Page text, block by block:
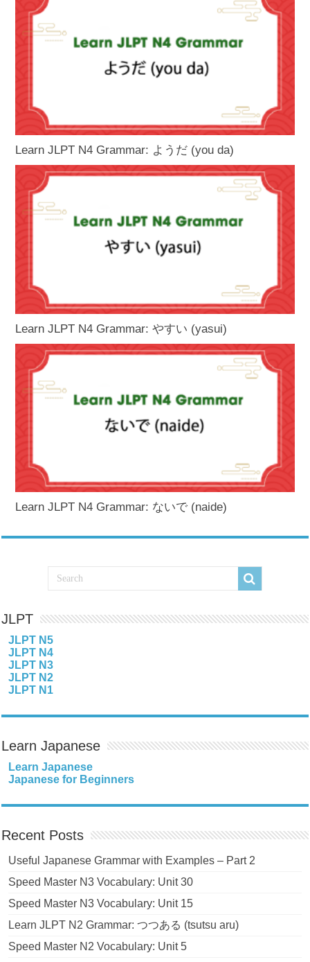
Learn JLPT N4 Grammar: ようだ (you da)
Learn JLPT N4 Grammar: やすい (yasui)
Learn JLPT N4 Grammar: ないで (naide)
JLPT
JLPT N5
JLPT N4
JLPT N3
JLPT N2
JLPT N1
Learn Japanese
Learn Japanese
Japanese for Beginners
Recent Posts
Useful Japanese Grammar with Examples – Part 2
Speed Master N3 Vocabulary: Unit 30
Speed Master N3 Vocabulary: Unit 15
Learn JLPT N2 Grammar: つつある (tsutsu aru)
Speed Master N2 Vocabulary: Unit 5